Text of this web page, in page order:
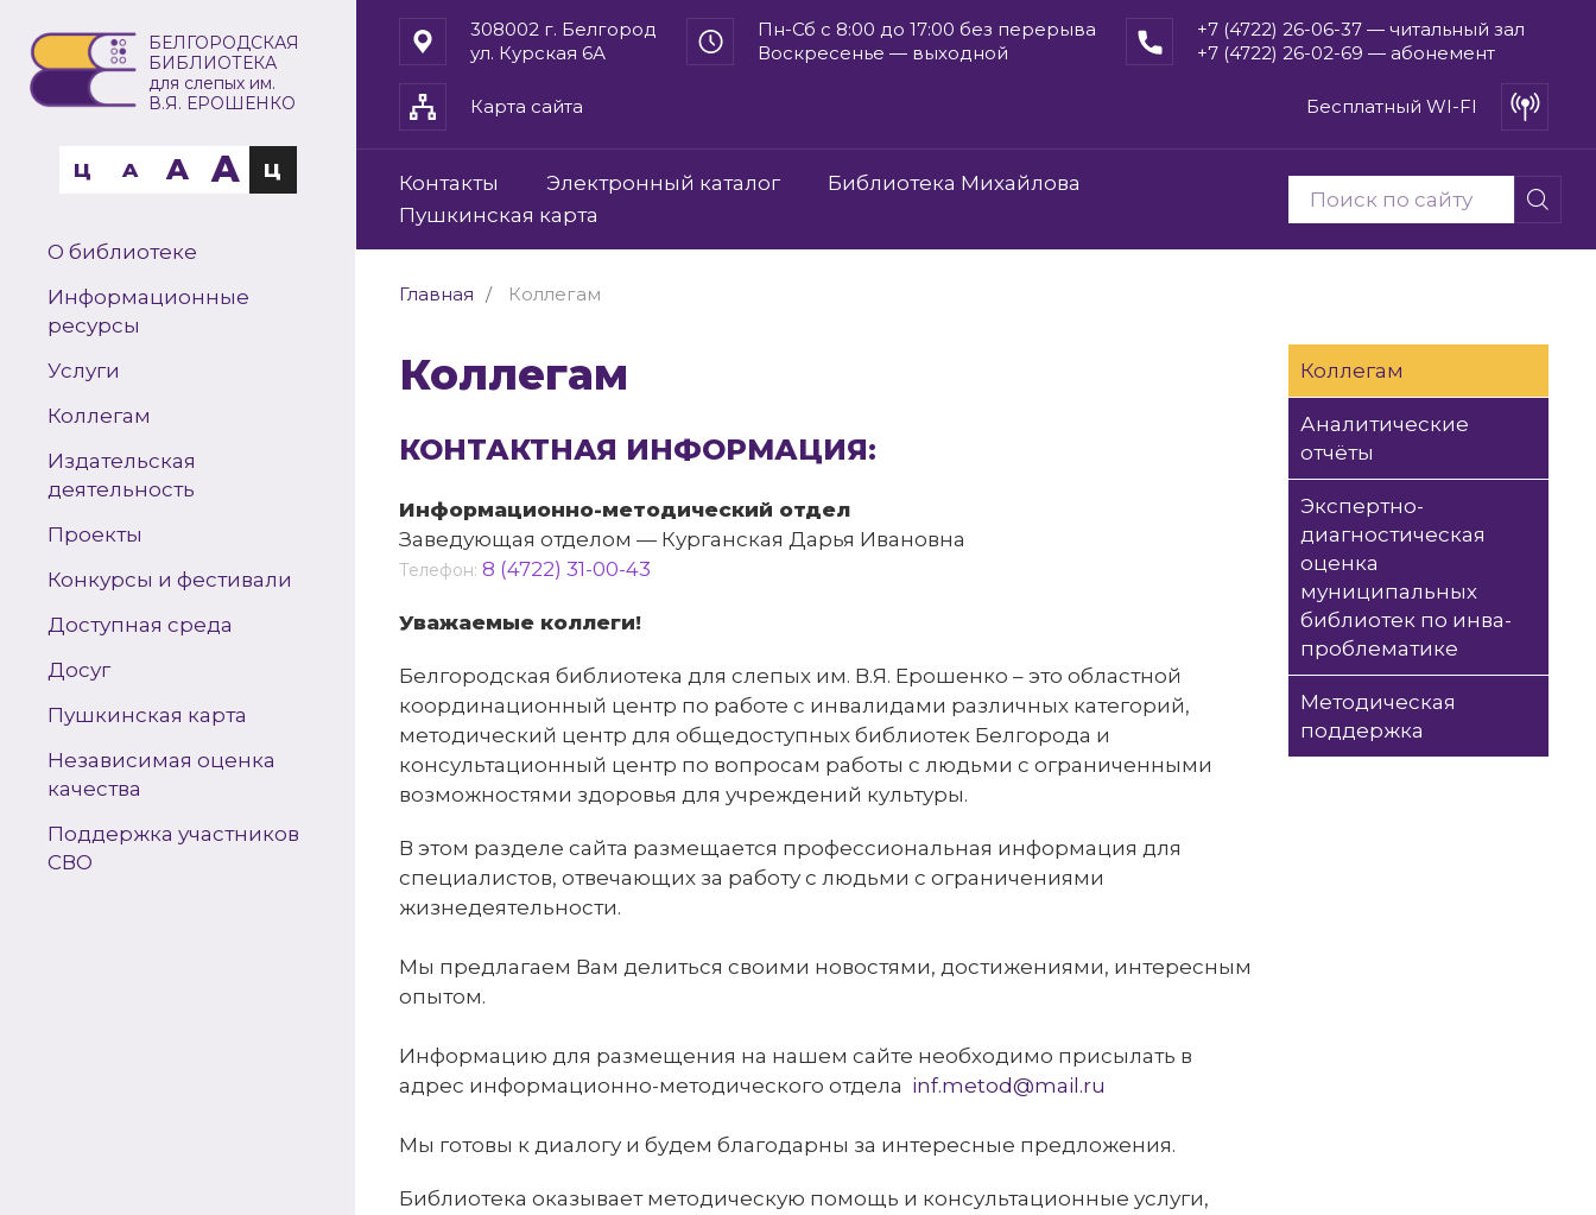
БЕЛГОРОДСКАЯ
БИБЛИОТЕКА
для слепых им.
В.Я. ЕРОШЕНКО
Ц A A A Ц
О библиотеке
Информационные
ресурсы
Услуги
Коллегам
Издательская
деятельность
Проекты
Конкурсы и фестивали
Доступная среда
Досуг
Пушкинская карта
Независимая оценка
качества
Поддержка участников
СВО
308002 г. Белгород
ул. Курская 6А
Пн-Сб с 8:00 до 17:00 без перерыва
Воскресенье — выходной
+7 (4722) 26-06-37 — читальный зал
+7 (4722) 26-02-69 — абонемент
Карта сайта Бесплатный WI-FI
Контакты Электронный каталог
Библиотека Михайлова
Пушкинская карта
Главная Коллегам
Коллегам
КОНТАКТНАЯ ИНФОРМАЦИЯ:
Информационно-методический отдел
Заведующая отделом — Курганская Дарья Ивановна
Телефон: 8 (4722) 31-00-43
Уважаемые коллеги!
Белгородская библиотека для слепых им. В.Я. Ерошенко – это областной
координационный центр по работе с инвалидами различных категорий,
методический центр для общедоступных библиотек Белгорода и
консультационный центр по вопросам работы с людьми с ограниченными
возможностями здоровья для учреждений культуры.
В этом разделе сайта размещается профессиональная информация для
специалистов, отвечающих за работу с людьми с ограничениями
жизнедеятельности.
Мы предлагаем Вам делиться своими новостями, достижениями, интересным
опытом.
Информацию для размещения на нашем сайте необходимо присылать в
адрес информационно-методического отдела inf.metod@mail.ru
Мы готовы к диалогу и будем благодарны за интересные предложения.
Библиотека оказывает методическую помощь и консультационные услуги,
Коллегам
Аналитические
отчёты
Экспертно-
диагностическая
оценка
муниципальных
библиотек по инва-
проблематике
Методическая
поддержка